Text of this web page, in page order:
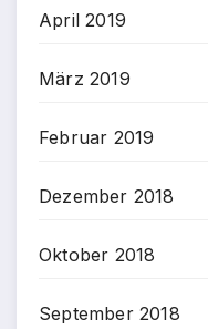
April 2019
März 2019
Februar 2019
Dezember 2018
Oktober 2018
September 2018